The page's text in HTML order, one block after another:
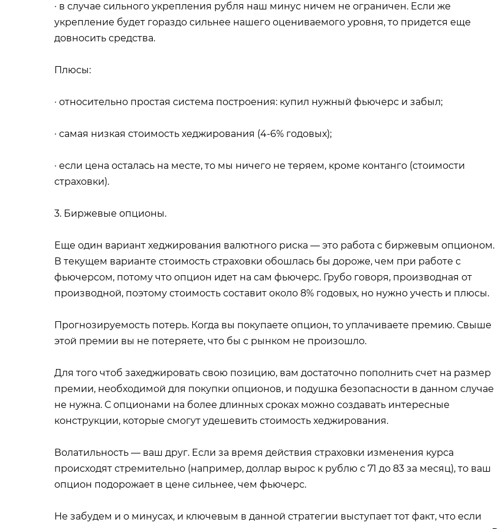
· в случае сильного укрепления рубля наш минус ничем не ограничен. Если же
укрепление будет гораздо сильнее нашего оцениваемого уровня, то придется еще
довносить средства.
Плюсы:
· относительно простая система построения: купил нужный фьючерс и забыл;
· самая низкая стоимость хеджирования (4-6% годовых);
· если цена осталась на месте, то мы ничего не теряем, кроме контанго (стоимости
страховки).
3. Биржевые опционы.
Еще один вариант хеджирования валютного риска — это работа с биржевым опционом.
В текущем варианте стоимость страховки обошлась бы дороже, чем при работе с
фьючерсом, потому что опцион идет на сам фьючерс. Грубо говоря, производная от
производной, поэтому стоимость составит около 8% годовых, но нужно учесть и плюсы.
Прогнозируемость потерь. Когда вы покупаете опцион, то уплачиваете премию. Свыше
этой премии вы не потеряете, что бы с рынком не произошло.
Для того чтоб захеджировать свою позицию, вам достаточно пополнить счет на размер
премии, необходимой для покупки опционов, и подушка безопасности в данном случае
не нужна. С опционами на более длинных сроках можно создавать интересные
конструкции, которые смогут удешевить стоимость хеджирования.
Волатильность — ваш друг. Если за время действия страховки изменения курса
происходят стремительно (например, доллар вырос к рублю с 71 до 83 за месяц), то ваш
опцион подорожает в цене сильнее, чем фьючерс.
Не забудем и о минусах, и ключевым в данной стратегии выступает тот факт, что если